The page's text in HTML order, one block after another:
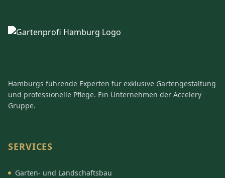
Hamburgs führende Experten für exklusive Gartengestaltung
und professionelle Pflege. Ein Unternehmen der Accelery
Gruppe.
SERVICES
Garten- und Landschaftsbau